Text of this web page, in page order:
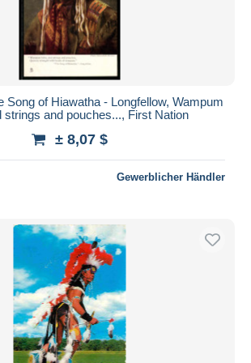
Song of Hiawatha - Longfellow, Wampum
strings and pouches..., First Nation
± 8,07 $
Gewerblicher Händler